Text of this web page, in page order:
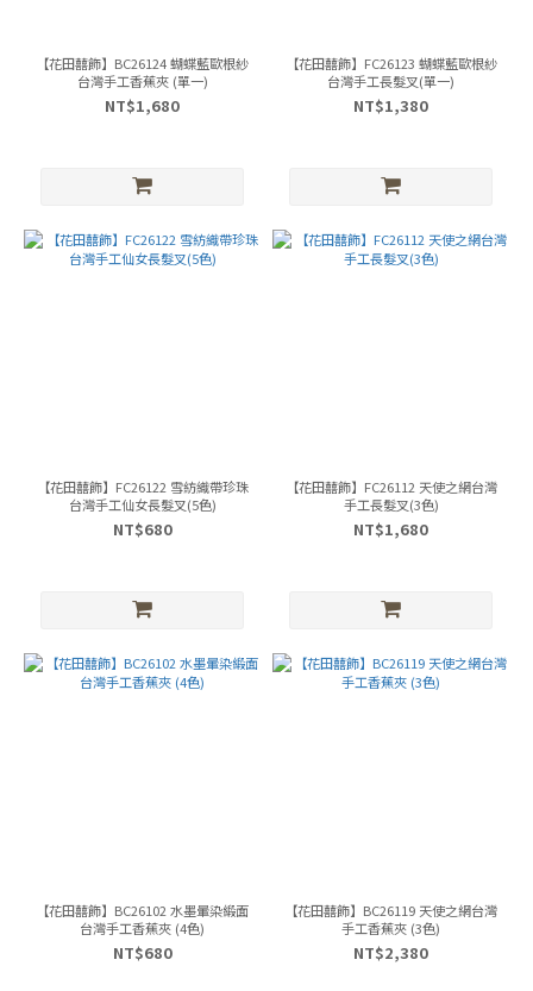
【花田囍飾】BC26124 蝴蝶藍歐根紗
台灣手工香蕉夾 (單一)
NT$1,680
【花田囍飾】FC26123 蝴蝶藍歐根紗
台灣手工長髮叉(單一)
NT$1,380
【花田囍飾】FC26122 雪紡織帶珍珠
台灣手工仙女長髮叉(5色)
NT$680
【花田囍飾】FC26112 天使之網台灣
手工長髮叉(3色)
NT$1,680
【花田囍飾】BC26102 水墨暈染緞面
台灣手工香蕉夾 (4色)
NT$680
【花田囍飾】BC26119 天使之網台灣
手工香蕉夾 (3色)
NT$2,380